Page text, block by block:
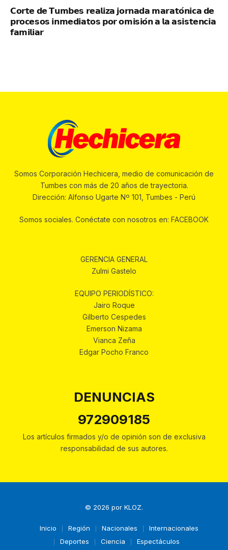
𝗖𝗼𝗿𝘁𝗲 𝗱𝗲 𝗧𝘂𝗺𝗯𝗲𝘀 𝗿𝗲𝗮𝗹𝗶𝘇𝗮 𝗷𝗼𝗿𝗻𝗮𝗱𝗮 𝗺𝗮𝗿𝗮𝘁𝗼́𝗻𝗶𝗰𝗮 𝗱𝗲
𝗽𝗿𝗼𝗰𝗲𝘀𝗼𝘀 𝗶𝗻𝗺𝗲𝗱𝗶𝗮𝘁𝗼𝘀 𝗽𝗼𝗿 𝗼𝗺𝗶𝘀𝗶𝗼́𝗻 𝗮 𝗹𝗮 𝗮𝘀𝗶𝘀𝘁𝗲𝗻𝗰𝗶𝗮
𝗳𝗮𝗺𝗶𝗹𝗶𝗮𝗿
Somos Corporación Hechicera, medio de comunicación de
Tumbes con más de 20 años de trayectoria.
Dirección: Alfonso Ugarte Nº 101, Tumbes - Perú
Somos sociales. Conéctate con nosotros en: FACEBOOK
GERENCIA GENERAL
Zulmi Gastelo
EQUIPO PERIODÍSTICO:
Jairo Roque
Gilberto Cespedes
Emerson Nizama
Vianca Zeña
Edgar Pocho Franco
DENUNCIAS
972909185
Los artículos firmados y/o de opinión son de exclusiva
responsabilidad de sus autores.
© 2026 por KLOZ.
Inicio Región Nacionales
Internacionales
Deportes
Ciencia Espectáculos